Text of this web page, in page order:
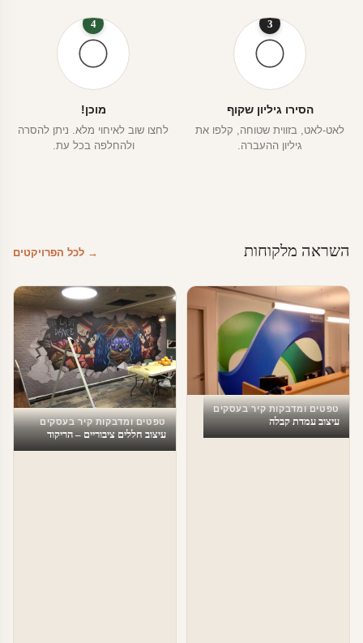
3
הסירו גיליון שקוף
לאט-לאט, בזווית שטוחה, קלפו את
גיליון ההעברה.
4
מוכן!
לחצו שוב לאיחוי מלא. ניתן להסרה
ולהחלפה בכל עת.
השראה מלקוחות → לכל הפרויקטים
טפטים ומדבקות קיר בעסקים
עיצוב עמדת קבלה טפטים ומדבקות קיר בעסקים
עיצוב חללים ציבוריים – הריקוד
האחרון